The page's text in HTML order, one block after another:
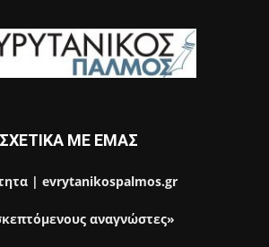
ΣΧΕΤΙΚΑ ΜΕ ΕΜΑΣ
| evrytanikospalmos.gr
αναγνώστες»